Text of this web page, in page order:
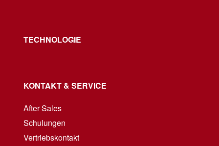
TECHNOLOGIE
KONTAKT & SERVICE
After Sales
Schulungen
Vertriebskontakt